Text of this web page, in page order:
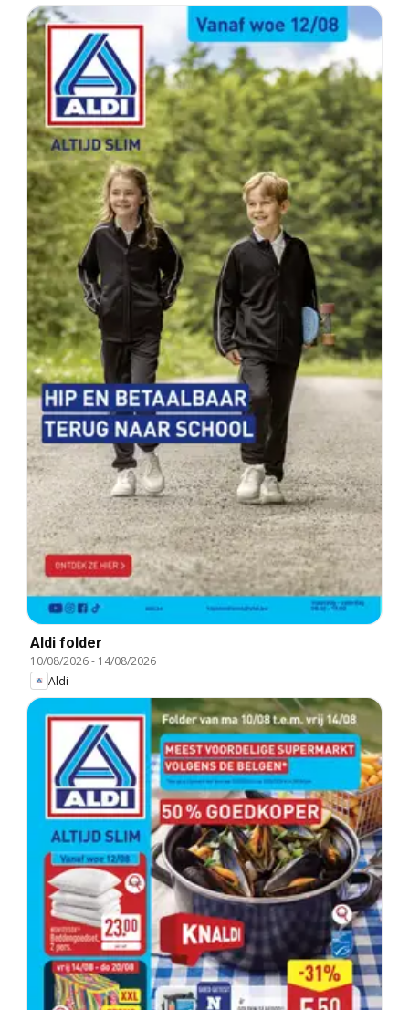
Aldi folder
10/08/2026- 14/08/2026
Aldi